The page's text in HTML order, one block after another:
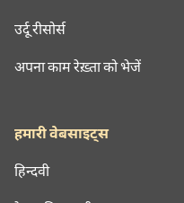
उर्दू रीसोर्स
अपना काम रेख़्ता को भेजें
हमारी वेबसाइट्स
हिन्दवी